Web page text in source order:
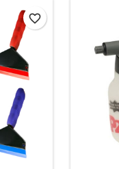
favorite_border